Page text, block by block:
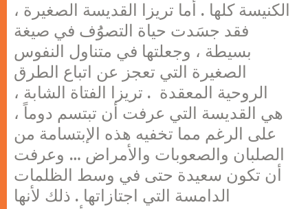
الكنيسة كلها . أما تريزا القديسة الصغيرة ،
فقد جسَدت حياة التصوَُف في صيغة
بسيطة ، وجعلتها في متناول النفوس
الصغيرة التي تعجز عن اتباع الطرق
الروحية المعقدة . تريزا الفتاة الشابة ،
هي القديسة التي عرفت أن تبتسم دوماً ،
على الرغم مما تخفيه هذه الإبتسامة من
الصلبان والصعوبات والأمراض … وعرفت
أن تكون سعيدة حتى في وسط الظلمات
الدامسة التي اجتازاتها . ذلك لأنها